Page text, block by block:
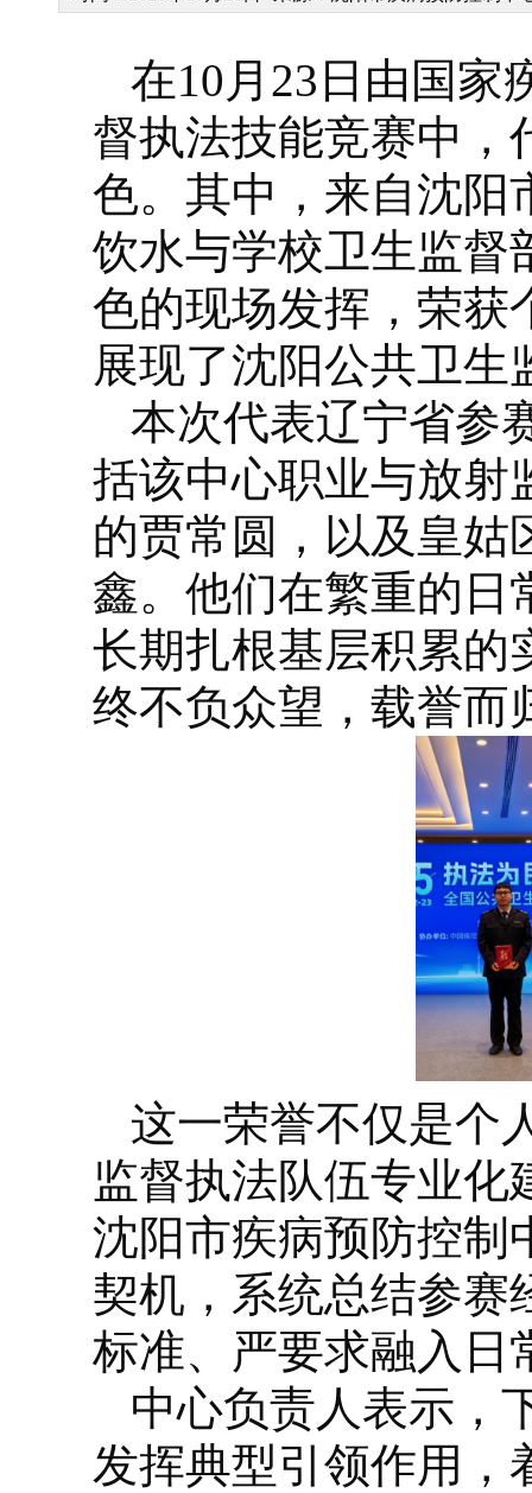
在10月23日由国家
督执法技能竞赛中，
色。其中，来自沈阳
饮水与学校卫生监督
色的现场发挥，荣获
展现了沈阳公共卫
本次代表辽宁省参
括该中心职业与放射
的贾常圆，以及皇姑
鑫。他们在繁重的日
长期扎根基层积累的
终不负众望，载誉而
这一荣誉不仅是个
监督执法队伍专业化
沈阳市疾病预防控制
契机，系统总结参赛
标准、严要求融入日
中心负责人表示，
发挥典型引领作用，